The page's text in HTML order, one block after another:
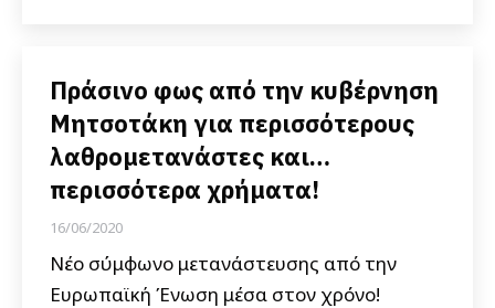
Πράσινο φως από την κυβέρνηση
Μητσοτάκη για περισσότερους
λαθρομετανάστες και…
περισσότερα χρήματα!
16/06/2020
Νέο σύμφωνο μετανάστευσης από την
Ευρωπαϊκή Ένωση μέσα στον χρόνο!